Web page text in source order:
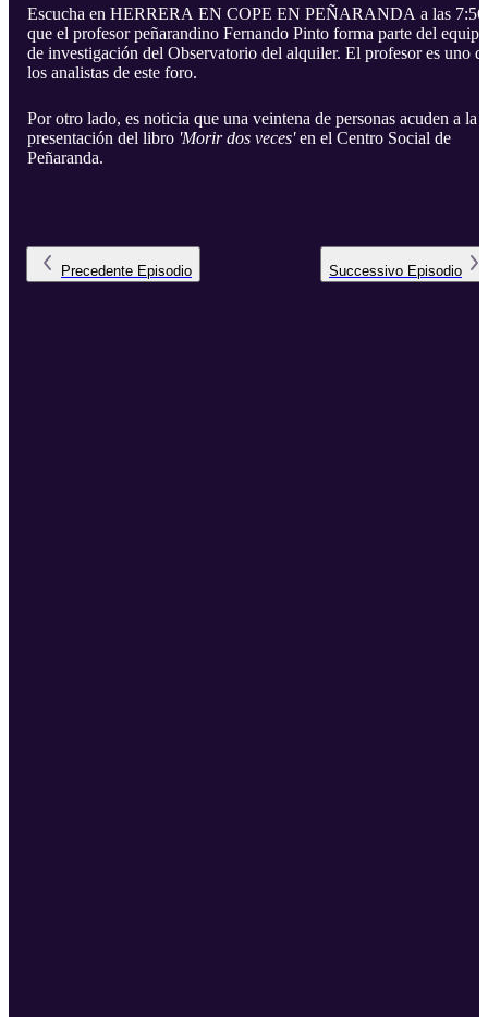
Escucha en HERRERA EN COPE EN PEÑARANDA a las 7:56
que el profesor peñarandino Fernando Pinto forma parte del equipo
de investigación del Observatorio del alquiler. El profesor es uno
los analistas de este foro.
Por otro lado, es noticia que una veintena de personas acuden a la
presentación del libro 'Morir dos veces'en el Centro Social de
Peñaranda.
Precedente Episodio Successivo Episodio